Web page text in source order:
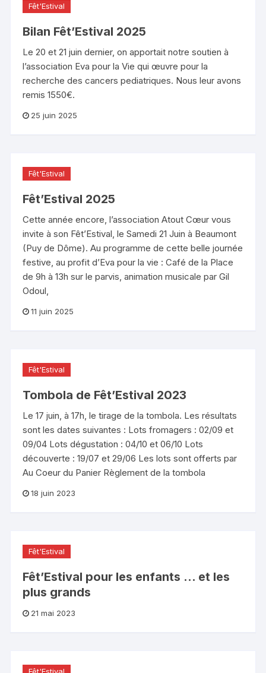
Fêt'Estival
Bilan Fêt’Estival 2025
Le 20 et 21 juin dernier, on apportait notre soutien à
l’association Eva pour la Vie qui œuvre pour la
recherche des cancers pediatriques. Nous leur avons
remis 1550€.
25 juin 2025
Fêt'Estival
Fêt’Estival 2025
Cette année encore, l’association Atout Cœur vous
invite à son Fêt’Estival, le Samedi 21 Juin à Beaumont
(Puy de Dôme). Au programme de cette belle journée
festive, au profit d’Eva pour la vie : Café de la Place
de 9h à 13h sur le parvis, animation musicale par Gil
Odoul,
11 juin 2025
Fêt'Estival
Tombola de Fêt’Estival 2023
Le 17 juin, à 17h, le tirage de la tombola. Les résultats
sont les dates suivantes : Lots fromagers : 02/09 et
09/04 Lots dégustation : 04/10 et 06/10 Lots
découverte : 19/07 et 29/06 Les lots sont offerts par
Au Coeur du Panier Règlement de la tombola
18 juin 2023
Fêt'Estival
Fêt’Estival pour les enfants … et les
plus grands
21 mai 2023
Fêt'Estival